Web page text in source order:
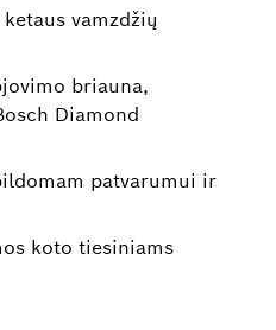
vamzdžių
briauna,
Diamond
patvarumui ir
koto tiesiniams